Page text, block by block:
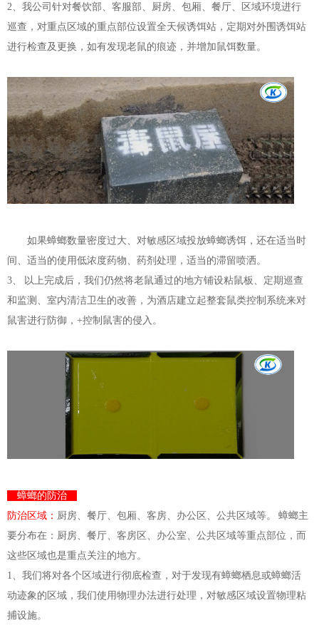
2、我公司针对餐饮部、客服部、厨房、包厢、餐厅、区域环境进行
巡查，对重点区域的重点部位设置全天候诱饵站，定期对外围诱饵站
进行检查及更换，如有发现老鼠的痕迹，并增加鼠饵数量。
如果蟑螂数量密度过大、对敏感区域投放蟑螂诱饵，还在适当时
间、适当的使用低浓度药物、药剂处理，适当的滞留喷洒。
3、 以上完成后，我们仍然将老鼠通过的地方铺设粘鼠板、定期巡查
和监测、室内清洁卫生的改善，为酒店建立起整套鼠类控制 系统来对
鼠害进行防御，+控制 鼠害的侵入。
蟑螂的防治
防治区域： 厨房、餐厅、包厢、客房、办公区、公共区域等。 蟑螂主
要分布在：厨房、餐厅、客房区、办公室、公共区域等重点部位，而
这些区域也是重点关注的地方。
1、我们将对各个区域进行彻底检查，对于发现有蟑螂栖息或蟑螂活
动迹象的区域，我们使用物理办法进行处理，对敏感区域设置物理粘
捕设施。